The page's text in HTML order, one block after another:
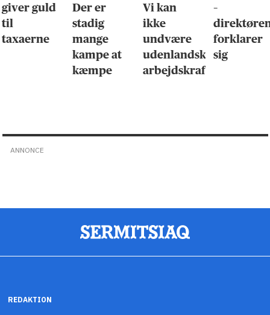
giver guld
til
taxaerne
Der er
stadig
mange
kampe at
kæmpe
Vi kan
ikke
undvære
udenlandsk
arbejdskraft
–
forklarer
sig
ANNONCE
REDAKTION